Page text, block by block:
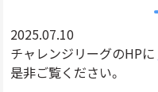
2025.07.10
チャレンジリーグのHPに
是非ご覧ください。